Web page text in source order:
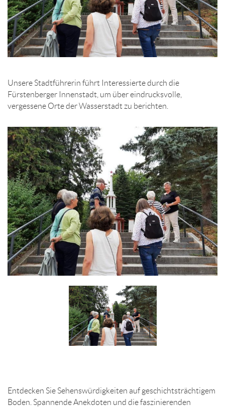
Unsere Stadtführerin führt Interessierte durch die
Fürstenberger Innenstadt, um über eindrucksvolle,
vergessene Orte der Wasserstadt zu berichten.
Entdecken Sie Sehenswürdigkeiten auf geschichtsträchtigem
Boden. Spannende Anekdoten und die faszinierenden